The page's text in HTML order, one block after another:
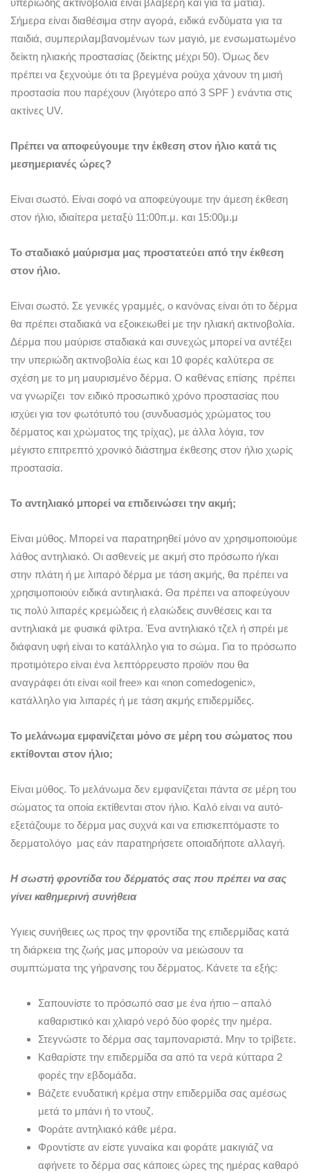
Σήμερα είναι διαθέσιμα στην αγορά, ειδικά ενδύματα για τα
παιδιά, συμπεριλαμβανομένων των μαγιό, με ενσωματωμένο
δείκτη ηλιακής προστασίας (δείκτης μέχρι 50). Όμως δεν
πρέπει να ξεχνούμε ότι τα βρεγμένα ρούχα χάνουν τη μισή
προστασία που παρέχουν (λιγότερο από 3 SPF ) ενάντια στις
ακτίνες UV.
Πρέπει να αποφεύγουμε την έκθεση στον ήλιο κατά τις
μεσημεριανές ώρες?
Είναι σωστό. Είναι σοφό να αποφεύγουμε την άμεση έκθεση
στον ήλιο, ιδιαίτερα μεταξύ 11:00π.μ. και 15:00μ.μ
Το σταδιακό μαύρισμα μας προστατεύει από την έκθεση
στον ήλιο.
Είναι σωστό. Σε γενικές γραμμές, ο κανόνας είναι ότι το δέρμα
θα πρέπει σταδιακά να εξοικειωθεί με την ηλιακή ακτινοβολία.
Δέρμα που μαύρισε σταδιακά και συνεχώς μπορεί να αντέξει
την υπεριώδη ακτινοβολία έως και 10 φορές καλύτερα σε
σχέση με το μη μαυρισμένο δέρμα. Ο καθένας επίσης πρέπει
να γνωρίζει τον ειδικό προσωπικό χρόνο προστασίας που
ισχύει για τον φωτότυπό του (συνδυασμός χρώματος του
δέρματος και χρώματος της τρίχας), με άλλα λόγια, τον
μέγιστο επιτρεπτό χρονικό διάστημα έκθεσης στον ήλιο χωρίς
προστασία.
Το αντηλιακό μπορεί να επιδεινώσει την ακμή;
Είναι μύθος. Μπορεί να παρατηρηθεί μόνο αν χρησιμοποιούμε
λάθος αντηλιακό. Οι ασθενείς με ακμή στο πρόσωπο ή/και
στην πλάτη ή με λιπαρό δέρμα με τάση ακμής, θα πρέπει να
χρησιμοποιούν ειδικά αντιηλιακά. Θα πρέπει να αποφεύγουν
τις πολύ λιπαρές κρεμώδεις ή ελαιώδεις συνθέσεις και τα
αντηλιακά με φυσικά φίλτρα. Ένα αντηλιακό τζελ ή σπρέι με
διάφανη υφή είναι το κατάλληλο για το σώμα. Για το πρόσωπο
προτιμότερο είναι ένα λεπτόρρευστο προϊόν που θα
αναγράφει ότι είναι «oil free» και «non comedogenic»,
κατάλληλο για λιπαρές ή με τάση ακμής επιδερμίδες.
Το μελάνωμα εμφανίζεται μόνο σε μέρη του σώματος που
εκτίθονται στον ήλιο;
Είναι μύθος. Το μελάνωμα δεν εμφανίζεται πάντα σε μέρη του
σώματος τα οποία εκτίθενται στον ήλιο. Καλό είναι να αυτό-
εξετάζουμε το δέρμα μας συχνά και να επισκεπτόμαστε το
δερματολόγο μας εάν παρατηρήσετε οποιαδήποτε αλλαγή.
Η σωστή φροντίδα του δέρματός σας που πρέπει να σας
γίνει καθημερινή συνήθεια
Υγιεις συνήθειες ως προς την φροντίδα της επιδερμίδας κατά
τη διάρκεια της ζωής μας μπορούν να μειώσουν τα
συμπτώματα της γήρανσης του δέρματος. Κάνετε τα εξής:
Σαπουνίστε το πρόσωπό σασ με ένα ήπιο – απαλό
καθαριστικό και χλιαρό νερό δύο φορές την ημέρα.
Στεγνώστε το δέρμα σας ταμποναριστά. Μην το τρίβετε.
Καθαρίστε την επιδερμίδα σα από τα νερά κύτταρα 2
φορές την εβδομάδα.
Βάζετε ενυδατική κρέμα στην επιδερμίδα σας αμέσως
μετά το μπάνι ή το ντουζ.
Φοράτε αντηλιακό κάθε μέρα.
Φροντίστε αν είστε γυναίκα και φοράτε μακιγιάζ να
αφήνετε το δέρμα σας κάποιες ώρες της ημέρας καθαρό